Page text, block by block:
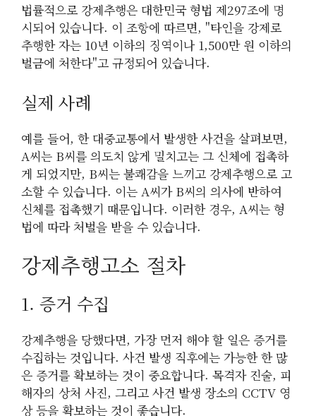
법률적으로 강제추행은 대한민국 형법 제297조에 명
시되어 있습니다. 이 조항에 따르면, "타인을 강제로
추행한 자는 10년 이하의 징역이나 1,500만 원 이하의
벌금에 처한다"고 규정되어 있습니다.
실제 사례
예를 들어, 한 대중교통에서 발생한 사건을 살펴보면,
A씨는 B씨를 의도치 않게 밀치고는 그 신체에 접촉하
게 되었지만, B씨는 불쾌감을 느끼고 강제추행으로 고
소할 수 있습니다. 이는 A씨가 B씨의 의사에 반하여
신체를 접촉했기 때문입니다. 이러한 경우, A씨는 형
법에 따라 처벌을 받을 수 있습니다.
강제추행고소 절차
1. 증거 수집
강제추행을 당했다면, 가장 먼저 해야 할 일은 증거를
수집하는 것입니다. 사건 발생 직후에는 가능한 한 많
은 증거를 확보하는 것이 중요합니다. 목격자 진술, 피
해자의 상처 사진, 그리고 사건 발생 장소의 CCTV 영
상 등을 확보하는 것이 좋습니다.